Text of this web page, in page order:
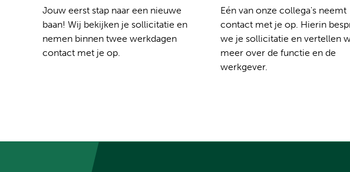
Jouw eerst stap naar een nieuwe
baan! Wij bekijken je sollicitatie en
nemen binnen twee werkdagen
contact met je op.
Eén van onze collega's neemt
contact met je op. Hierin
we je sollicitatie en vertellen
meer over de functie en de
werkgever.